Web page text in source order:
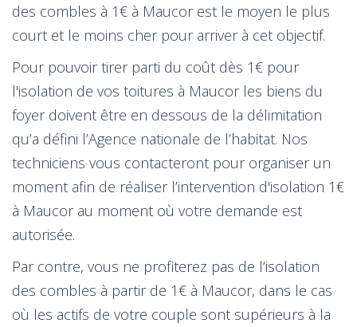
des combles à 1€ à Maucor est le moyen le plus
court et le moins cher pour arriver à cet objectif.
Pour pouvoir tirer parti du coût dès 1€ pour
l'isolation de vos toitures à Maucor les biens du
foyer doivent être en dessous de la délimitation
qu’a défini l’Agence nationale de l’habitat. Nos
techniciens vous contacteront pour organiser un
moment afin de réaliser l’intervention d'isolation 1€
à Maucor au moment où votre demande est
autorisée.
Par contre, vous ne profiterez pas de l’isolation
des combles à partir de 1€ à Maucor, dans le cas
où les actifs de votre couple sont supérieurs à la